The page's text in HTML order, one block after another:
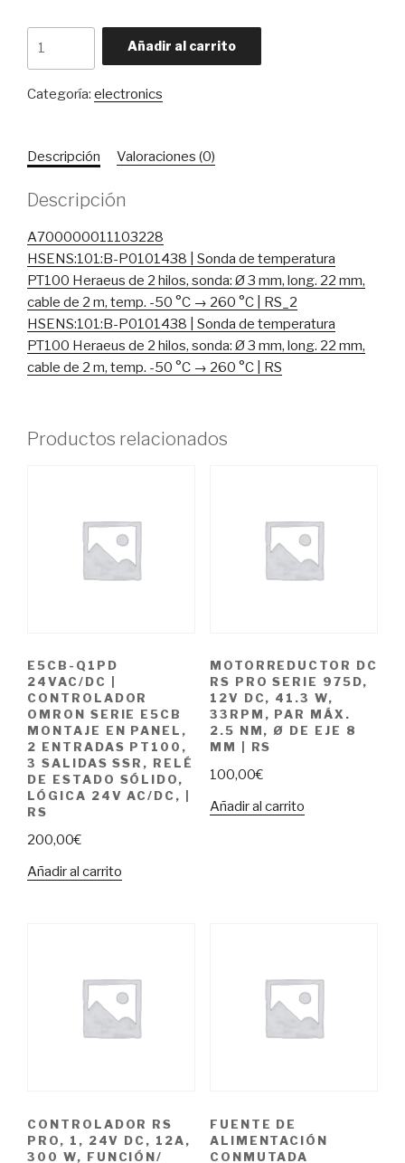
Sonda
PT100
de
2
hilos,
sonda/
Ø
3
mm,
long.
de
RS
cantidad
Añadir al carrito
Categoría: electronics
Descripción Valoraciones (0)
Descripción
A700000011103228
HSENS:101:B-P0101438 | Sonda de temperatura
PT100 Heraeus de 2 hilos, sonda: Ø 3 mm, long. 22 mm,
cable de 2 m, temp. -50 °C → 260 °C | RS_2
HSENS:101:B-P0101438 | Sonda de temperatura
PT100 Heraeus de 2 hilos, sonda: Ø 3 mm, long. 22 mm,
cable de 2 m, temp. -50 °C → 260 °C | RS
Productos relacionados
E5CB-Q1PD
24VAC/DC |
CONTROLADOR
OMRON SERIE E5CB
MONTAJE EN PANEL,
2 ENTRADAS PT100,
3 SALIDAS SSR, RELÉ
DE ESTADO SÓLIDO,
LÓGICA 24V AC/DC, |
RS
200,00€
Añadir al carrito
MOTORREDUCTOR DC
RS PRO SERIE 975D,
12V DC, 41.3 W,
33RPM, PAR MÁX.
2.5 NM, Ø DE EJE 8
MM | RS
100,00€
Añadir al carrito
CONTROLADOR RS
PRO, 1, 24V DC, 12A,
300 W, FUNCIÓN/
FUENTE DE
ALIMENTACIÓN
CONMUTADA